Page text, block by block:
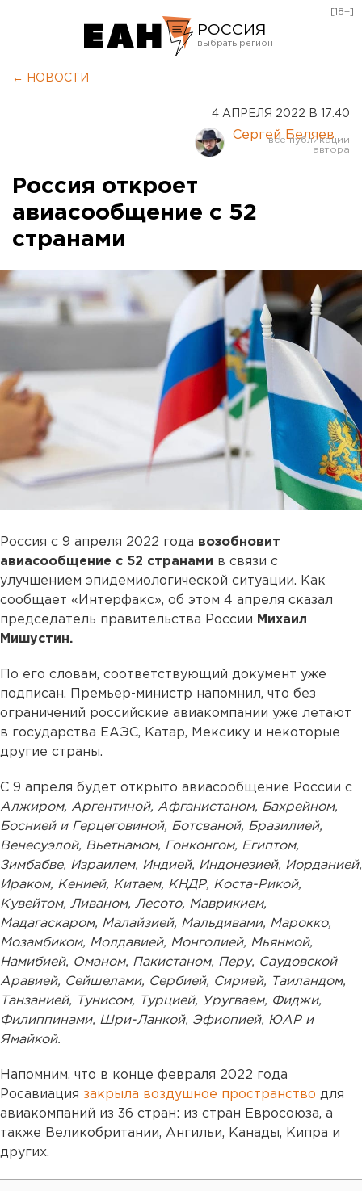
РОССИЯ
Курган
Оренбург
[18+]
← НОВОСТИ
4 АПРЕЛЯ 2022 В 17:40
Сергей Беляев
Россия откроет
авиасообщение с 52
странами
Россия с 9 апреля 2022 года возобновит
авиасообщение с 52 странами в связи с
улучшением эпидемиологической ситуации. Как
сообщает «Интерфакс», об этом 4 апреля сказал
председатель правительства России Михаил
Мишустин.
По его словам, соответствующий документ уже
подписан. Премьер-министр напомнил, что без
ограничений российские авиакомпании уже летают
в государства ЕАЭС, Катар, Мексику и некоторые
другие страны.
С 9 апреля будет открыто авиасообщение России с
Алжиром, Аргентиной, Афганистаном, Бахрейном,
Боснией и Герцеговиной, Ботсваной, Бразилией,
Венесуэлой, Вьетнамом, Гонконгом, Египтом,
Зимбабве, Израилем, Индией, Индонезией, Иорданией,
Ираком, Кенией, Китаем, КНДР, Коста-Рикой,
Кувейтом, Ливаном, Лесото, Маврикием,
Мадагаскаром, Малайзией, Мальдивами, Марокко,
Мозамбиком, Молдавией, Монголией, Мьянмой,
Намибией, Оманом, Пакистаном, Перу, Саудовской
Аравией, Сейшелами, Сербией, Сирией, Таиландом,
Танзанией, Тунисом, Турцией, Уругваем, Фиджи,
Филиппинами, Шри-Ланкой, Эфиопией, ЮАР и
Ямайкой.
Напомним, что в конце февраля 2022 года
Росавиация закрыла воздушное пространство для
авиакомпаний из 36 стран: из стран Евросоюза, а
также Великобритании, Ангильи, Канады, Кипра и
других.